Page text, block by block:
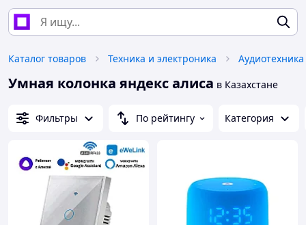
Каталог товаров Техника и электроника
Умная колонка яндекс алиса в Казахстане
Фильтры По рейтингу Категория